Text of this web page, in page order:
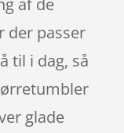
der passer
til i dag, så
glade